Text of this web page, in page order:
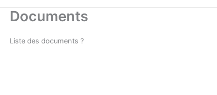
Documents
Liste des documents ?